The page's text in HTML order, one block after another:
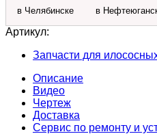
63
в Челябинске в
Артикул:
Запчасти для
Описание
Видео
Чертеж
Доставка
Сервис по ремонту и